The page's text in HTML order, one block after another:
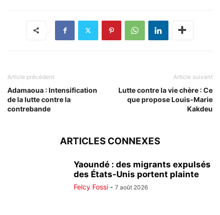
Article précédent
Adamaoua : Intensification
de la lutte contre la
contrebande
Article suivant
Lutte contre la vie chère : Ce
que propose Louis-Marie
Kakdeu
ARTICLES CONNEXES
Yaoundé : des migrants expulsés
des États-Unis portent plainte
Felcy Fossi - 7 août 2026